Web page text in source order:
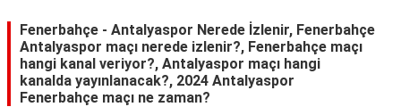
ALANLARI
HAMİLELİK
KAPLICALAR
Fenerbahçe - Antalyaspor Nerede İzlenir, Fenerbahçe
Antalyaspor maçı nerede izlenir?, Fenerbahçe maçı
hangi kanal veriyor?, Antalyaspor maçı hangi
kanalda yayınlanacak?, 2024 Antalyaspor
Fenerbahçe maçı ne zaman?